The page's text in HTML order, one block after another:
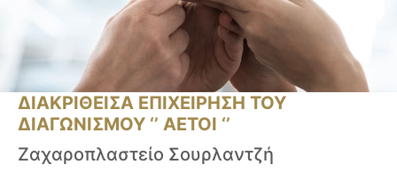
ΔΙΑΚΡΙΘΕΙΣΑ ΕΠΙΧΕΙΡΗΣΗ ΤΟΥ
ΔΙΑΓΩΝΙΣΜΟΥ ‘’ ΑΕΤΟΙ ‘’
Ζαχαροπλαστείο Σουρλαντζή